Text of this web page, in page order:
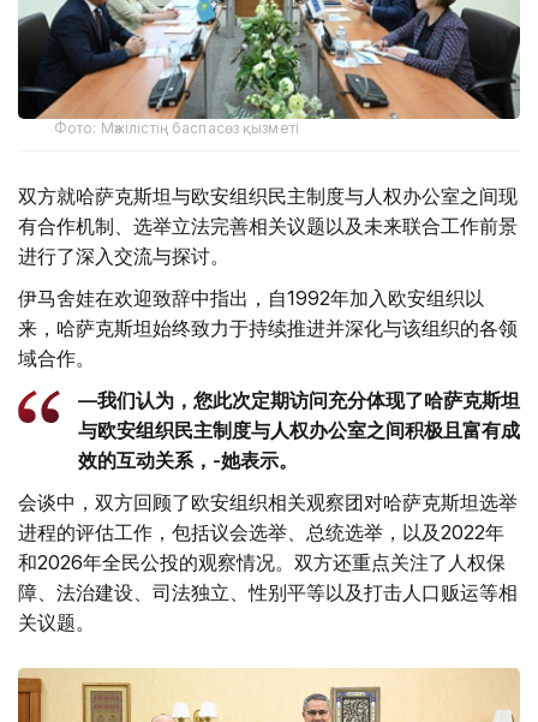
Фото: Мәжілістің баспасөз қызметі
双方就哈萨克斯坦与欧安组织民主制度与人权办公室之间现
有合作机制、选举立法完善相关议题以及未来联合工作前景
进行了深入交流与探讨。
伊马舍娃在欢迎致辞中指出，自1992年加入欧安组织以
来，哈萨克斯坦始终致力于持续推进并深化与该组织的各领
域合作。
—我们认为，您此次定期访问充分体现了哈萨克斯坦
与欧安组织民主制度与人权办公室之间积极且富有成
效的互动关系，-她表示。
会谈中，双方回顾了欧安组织相关观察团对哈萨克斯坦选举
进程的评估工作，包括议会选举、总统选举，以及2022年
和2026年全民公投的观察情况。双方还重点关注了人权保
障、法治建设、司法独立、性别平等以及打击人口贩运等相
关议题。